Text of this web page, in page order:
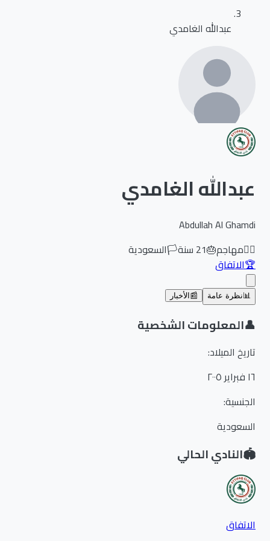
عبدالله الغامدي
عبدالله الغامدي
Abdullah Al Ghamdi
مهاجم🎂
21سنة🏳️السعودية
الاتفاق
نظرة عامة 📰 الأخبار
المعلومات الشخصية
تاريخ الميلاد:
الجنسية:
السعودية
النادي الحالي
الاتفاق